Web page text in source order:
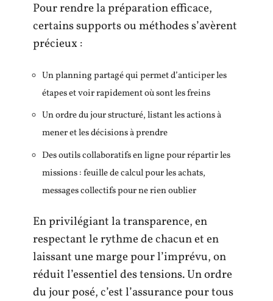
Pour rendre la préparation efficace,
certains supports ou méthodes s’avèrent
précieux :
Un planning partagé qui permet d’anticiper les
étapes et voir rapidement où sont les freins
Un ordre du jour structuré, listant les actions à
mener et les décisions à prendre
Des outils collaboratifs en ligne pour répartir les
missions : feuille de calcul pour les achats,
messages collectifs pour ne rien oublier
En privilégiant la transparence, en
respectant le rythme de chacun et en
laissant une marge pour l’imprévu, on
réduit l’essentiel des tensions. Un ordre
du jour posé, c’est l’assurance pour tous